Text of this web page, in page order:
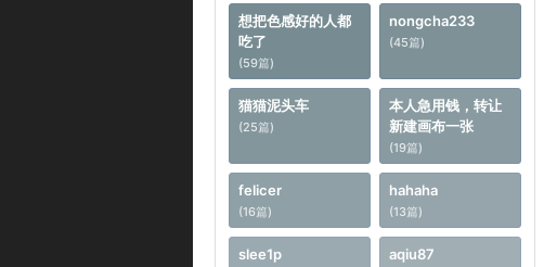
想把色感好的人都
吃了
(59篇)
nongcha233
(45篇)
猫猫泥头车
(25篇)
本人急用钱，转让
新建画布一张
(19篇)
felicer
(16篇)
hahaha
(13篇)
slee1p aqiu87